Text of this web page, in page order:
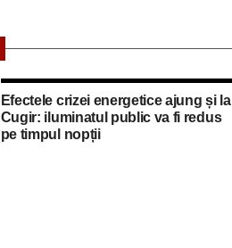
Efectele crizei energetice ajung și la
Cugir: iluminatul public va fi redus
pe timpul nopții